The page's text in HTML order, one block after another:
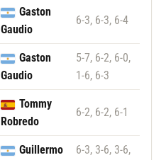
Gaston
Gaudio
6-3, 6-3, 6-4
Gaston
Gaudio
5-7, 6-2, 6-0,
1-6, 6-3
Tommy
Robredo
6-2, 6-2, 6-1
Guillermo
6-3, 3-6, 3-6,